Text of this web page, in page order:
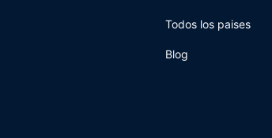
Todos los paises
Blog